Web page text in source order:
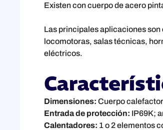
Existen con cuerpo de acero
Las principales aplicaciones son
locomotoras, salas técnicas,
eléctricos.
Dimensiones: Cuerpo
Entrada de protección: IP69K;
Calentadores: 1 o 2 elementos